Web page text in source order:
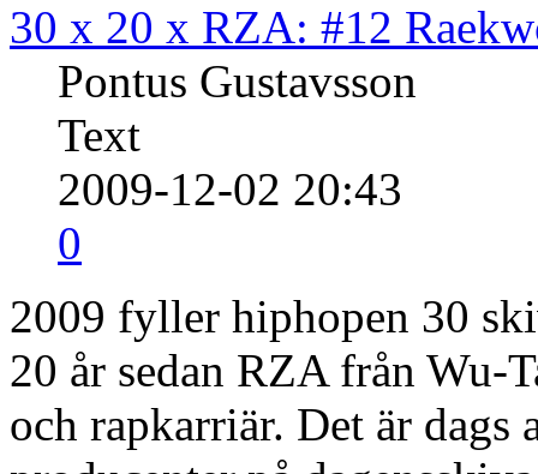
30 x 20 x RZA: #12
Pontus Gustavsson
Text
2009-12-02 20:43
0
2009 fyller hiphopen 30
20 år sedan RZA från Wu-
och rapkarriär. Det är